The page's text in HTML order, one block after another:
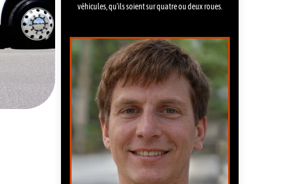
véhicules, qu’ils soient sur quatre ou deux roues.